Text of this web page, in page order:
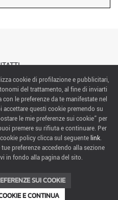
US
SpA All rights reserved
47921 Rimini,
e n. Reg. Imprese 00139440408, Capitale Sociale
i.v.
cookie di profilazione e pubblicitari,
del trattamento, al fine di inviarti
le preferenze da te manifestate nel
questi cookie premendo su
le mie preferenze sui cookie” per
premere su rifiuta e continuare. Per
policy clicca sul seguente link.
preferenze accedendo alla sezione
in fondo alla pagina del sito.
SUI COOKIE
E CONTINUA